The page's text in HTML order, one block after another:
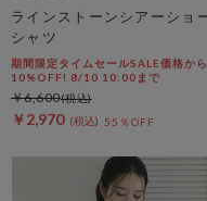
ラインストーンシアーショ
シャツ
期間限定タイムセールSALE価格か
10%OFF! 8/10 10:00まで
￥2,970 55％OFF
￥6,600